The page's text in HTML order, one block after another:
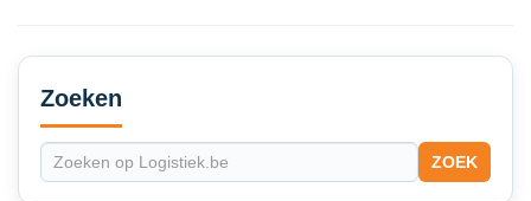
Secondary
Sidebar
Zoeken
ZOEK